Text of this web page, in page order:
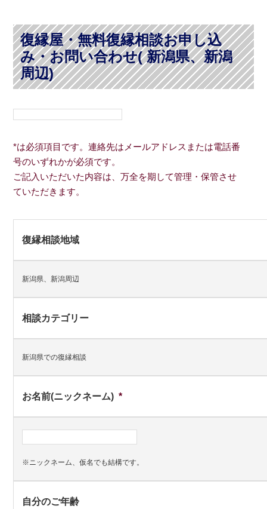
復縁屋・無料復縁相談お申し込
み・お問い合わせ( 新潟県、新潟
周辺)
*は必須項目です。連絡先はメールアドレスまたは電話番
号のいずれかが必須です。
ご記入いただいた内容は、万全を期して管理・保管させ
ていただきます。
復縁相談地域
新潟県、新潟周辺
相談カテゴリー
新潟県での復縁相談
お名前(ニックネーム) *
※ニックネーム、仮名でも結構です。
自分のご年齢